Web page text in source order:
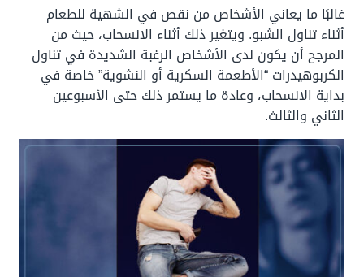
غالبًا ما يعاني الأشخاص من نقص في الشهية للطعام
أثناء تناول الشبو. ويتغير ذلك أثناء الانسحاب، حيث من
المرجح أن يكون لدى الأشخاص الرغبة الشديدة في تناول
الكربوهيدرات “الأطعمة السكرية أو النشوية” خاصة في
بداية الانسحاب، وعادة ما يستمر ذلك حتى الأسبوعين
الثاني والثالث.